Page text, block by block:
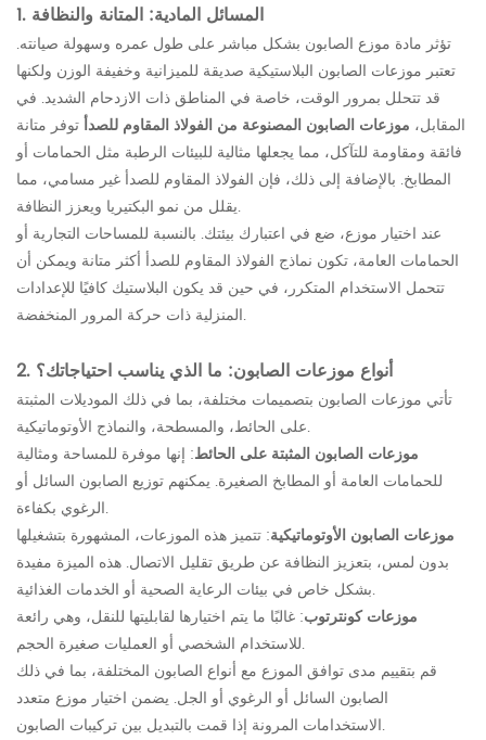
1. المسائل المادية: المتانة والنظافة
تؤثر مادة موزع الصابون بشكل مباشر على طول عمره وسهولة صيانته.
تعتبر موزعات الصابون البلاستيكية صديقة للميزانية وخفيفة الوزن ولكنها
قد تتحلل بمرور الوقت، خاصة في المناطق ذات الازدحام الشديد. في
المقابل، موزعات الصابون المصنوعة من الفولاذ المقاوم للصدأتوفر متانة
فائقة ومقاومة للتآكل، مما يجعلها مثالية للبيئات الرطبة مثل الحمامات أو
المطابخ. بالإضافة إلى ذلك، فإن الفولاذ المقاوم للصدأ غير مسامي، مما
يقلل من نمو البكتيريا ويعزز النظافة.
عند اختيار موزع، ضع في اعتبارك بيئتك. بالنسبة للمساحات التجارية أو
الحمامات العامة، تكون نماذج الفولاذ المقاوم للصدأ أكثر متانة ويمكن أن
تتحمل الاستخدام المتكرر، في حين قد يكون البلاستيك كافيًا للإعدادات
المنزلية ذات حركة المرور المنخفضة.
2. أنواع موزعات الصابون: ما الذي يناسب احتياجاتك؟
تأتي موزعات الصابون بتصميمات مختلفة، بما في ذلك الموديلات المثبتة
على الحائط، والمسطحة، والنماذج الأوتوماتيكية.
موزعات الصابون المثبتة على الحائط: إنها موفرة للمساحة ومثالية
للحمامات العامة أو المطابخ الصغيرة. يمكنهم توزيع الصابون السائل أو
الرغوي بكفاءة.
موزعات الصابون الأوتوماتيكية: تتميز هذه الموزعات، المشهورة بتشغيلها
بدون لمس، بتعزيز النظافة عن طريق تقليل الاتصال. هذه الميزة مفيدة
بشكل خاص في بيئات الرعاية الصحية أو الخدمات الغذائية.
موزعات كونترتوب: غالبًا ما يتم اختيارها لقابليتها للنقل، وهي رائعة
للاستخدام الشخصي أو العمليات صغيرة الحجم.
قم بتقييم مدى توافق الموزع مع أنواع الصابون المختلفة، بما في ذلك
الصابون السائل أو الرغوي أو الجل. يضمن اختيار موزع متعدد
الاستخدامات المرونة إذا قمت بالتبديل بين تركيبات الصابون.